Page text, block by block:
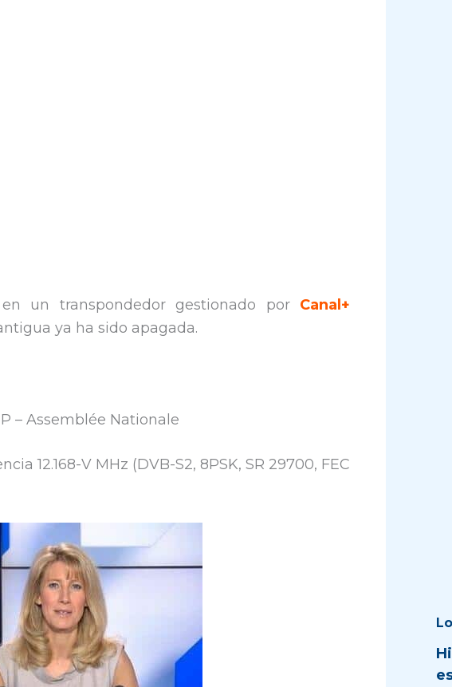
un transpondedor gestionado por Canal+
ya ha sido apagada.
– Assemblée Nationale
12.168-V MHz (DVB-S2, 8PSK, SR 29700, FEC